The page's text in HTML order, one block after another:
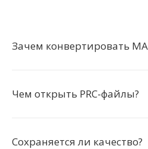
Зачем конвертировать
Чем открыть PRC-файлы?
Сохраняется ли качество?